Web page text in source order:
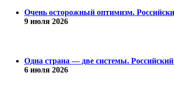
Очень осторожный оптимизм.
9 июля 2026
Одна страна — две системы.
6 июля 2026